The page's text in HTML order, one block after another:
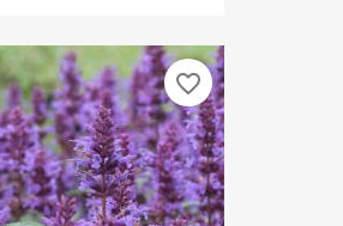
favorite_border